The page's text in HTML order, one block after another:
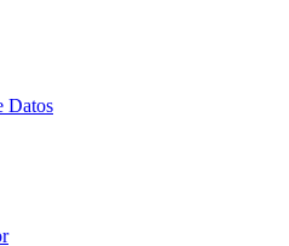
Datos
Opens